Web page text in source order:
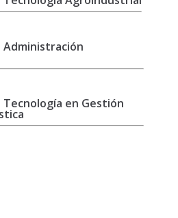
en Gestión